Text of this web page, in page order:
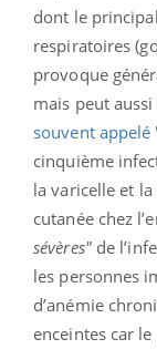
dont le
respiratoires
provoque
mais peut
souvent
cinquième
la varicelle et
cutanée chez
sévères"de
les personnes
d’anémie
enceintes car